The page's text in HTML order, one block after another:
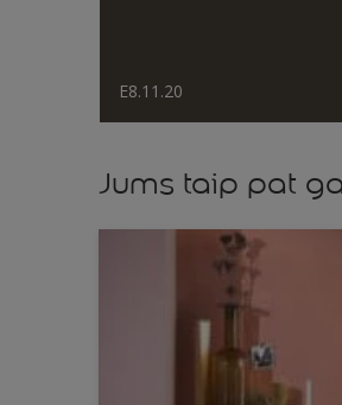
E8.11.20
Jums taip pat